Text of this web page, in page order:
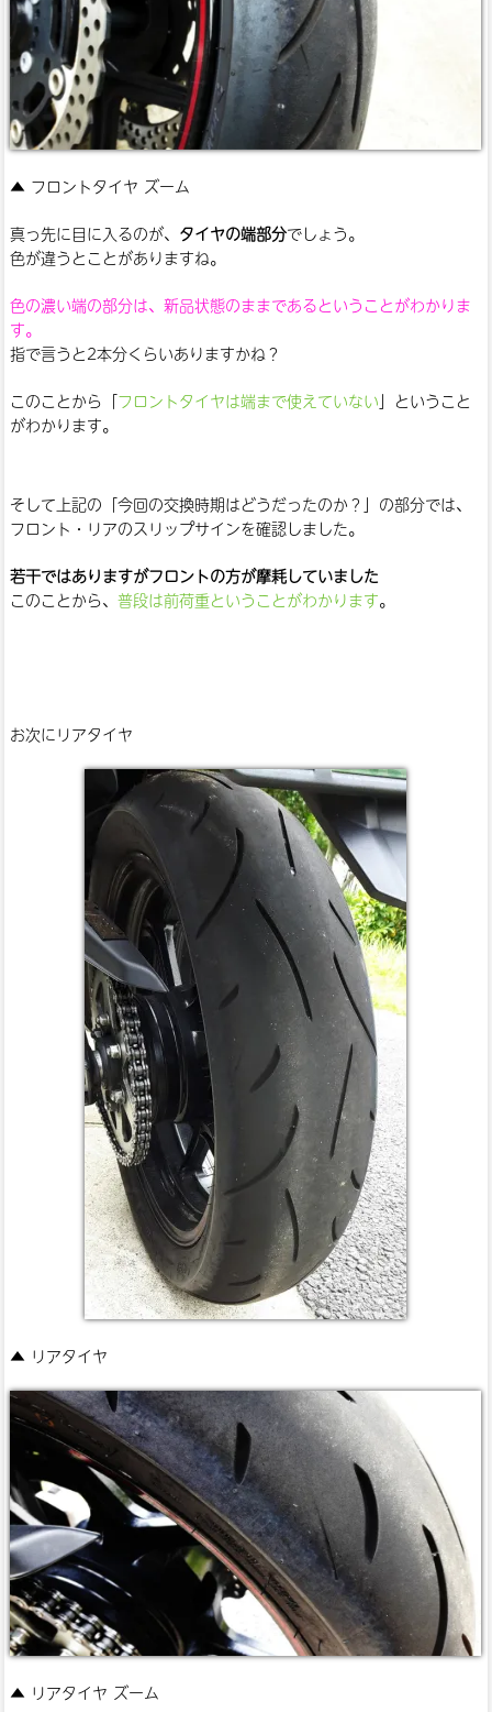
▲ フロントタイヤ ズーム
真っ先に目に入るのが、 タイヤの端部分でしょう。
色が違うとことがありますね。
色の濃い端の部分は、新品状態のままであるということがわかりま
す。
指で言うと2本分くらいありますかね？
このことから「フロントタイヤは端まで使えていない」ということ
がわかります。
そして上記の「今回の交換時期はどうだったのか？」の部分では、
フロント・リアのスリップサインを確認しました。
若干ではありますがフロントの方が摩耗していました
このことから、普段は前荷重ということがわかります。
お次にリアタイヤ
▲ リアタイヤ
▲ リアタイヤ ズーム